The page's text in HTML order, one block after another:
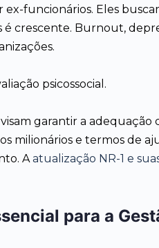
funcionários. Eles
crescente. Burnout,
psicossocial.
visam garantir a
milionários e termos de
Aatualização NR-1 e
para a